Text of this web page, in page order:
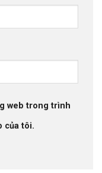
web trong trình
của tôi.